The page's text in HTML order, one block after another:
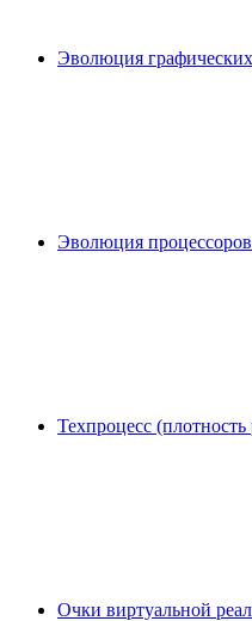
Эволюция
Эволюция
Техпроцесс
Очки виртуальной